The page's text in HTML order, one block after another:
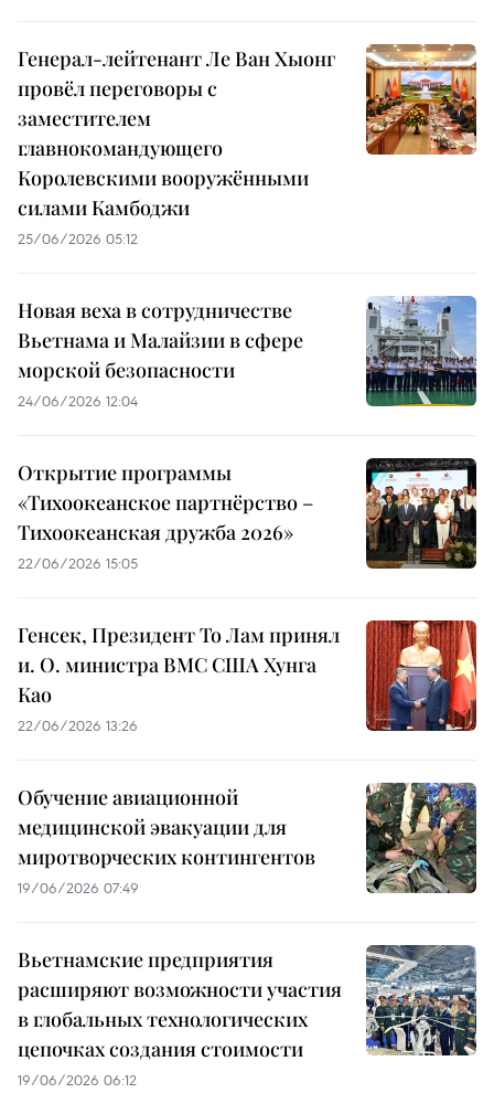
Генерал-лейтенант Ле Ван Хыонг
провёл переговоры с
заместителем
главнокомандующего
Королевскими вооружёнными
силами Камбоджи
25/06/2026 05:12
Новая веха в сотрудничестве
Вьетнама и Малайзии в сфере
морской безопасности
24/06/2026 12:04
Открытие программы
«Тихоокеанское партнёрство –
Тихоокеанская дружба 2026»
22/06/2026 15:05
Генсек, Президент То Лам принял
и. О. министра ВМС США Хунга
Као
22/06/2026 13:26
Обучение авиационной
медицинской эвакуации для
миротворческих контингентов
19/06/2026 07:49
Вьетнамские предприятия
расширяют возможности участия
в глобальных технологических
цепочках создания стоимости
19/06/2026 06:12